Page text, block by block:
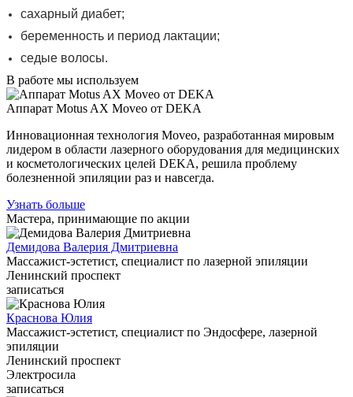
сахарный диабет;
беременность и период лактации;
седые волосы.
В работе мы используем
Аппарат Motus AX Moveo от DEKA
Инновационная технология Moveo, разработанная мировым
лидером в области лазерного оборудования для медицинских
и косметологических целей DEKA, решила проблему
болезненной эпиляции раз и навсегда.
Узнать больше
Мастера, принимающие по акции
Демидова Валерия Дмитриевна
Массажист-эстетист, специалист по лазерной эпиляции
Ленинский проспект
записаться
Краснова Юлия
Массажист-эстетист, специалист по Эндосфере, лазерной
эпиляции
Ленинский проспект
Электросила
записаться